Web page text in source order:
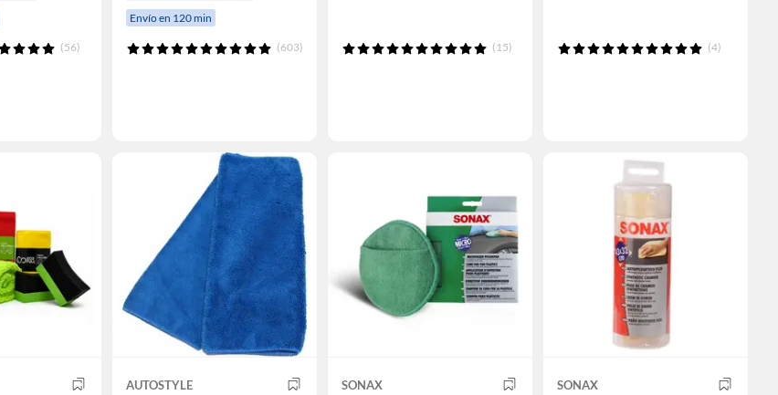
(56)
Envío en 120 min
(603) (15) (4)
AUTOSTYLE SONAX SONAX